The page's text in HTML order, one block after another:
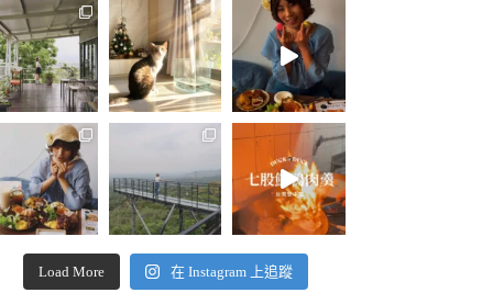
Load More 在 Instagram 上追蹤